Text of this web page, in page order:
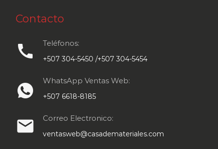
Contacto
call Teléfonos:
+507 304-5450 /+507 304-5454
WhatsApp Ventas Web:
+507 6618-8185
email Correo Electronico:
ventasweb@casademateriales.com